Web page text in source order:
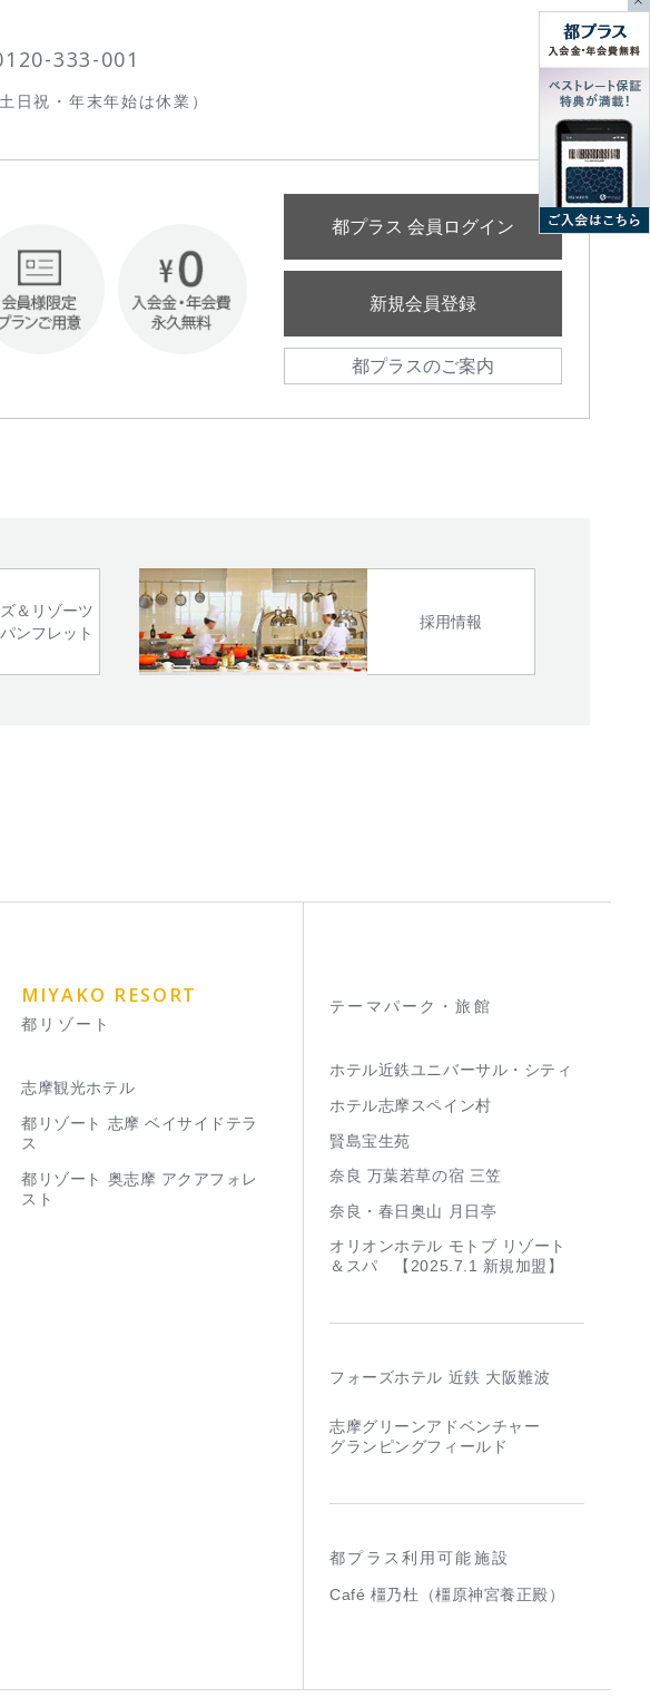
333-001
日祝・年末年始は休業）
都プラス 会員ログイン
新規会員登録
都プラスのご案内
＆リゾーツ
ンフレット
採用情報
MIYAKO RESORT
都リゾート
志摩観光ホテル
都リゾート 志摩 ベイサイドテラ
ス
都リゾート 奥志摩 アクアフォレ
スト
テーマパーク・旅館
ホテル近鉄ユニバーサル・シティ
ホテル志摩スペイン村
賢島宝生苑
奈良 万葉若草の宿 三笠
奈良・春日奥山 月日亭
オリオンホテル モトブ リゾート
＆スパ 【2025.7.1 新規加盟】
フォーズホテル 近鉄 大阪難波
志摩グリーンアドベンチャー
グランピングフィールド
都プラス利用可能施設
Café 橿乃杜（橿原神宮養正殿）